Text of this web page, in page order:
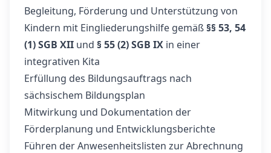
Begleitung, Förderung und Unterstützung von
Kindern mit Eingliederungshilfe gemäß§§ 53, 54
(1) SGB XII und § 55 (2) SGB IX in einer
integrativen Kita
Erfüllung des Bildungsauftrags nach
sächsischem Bildungsplan
Mitwirkung und Dokumentation der
Förderplanung und Entwicklungsberichte
Führen der Anwesenheitslisten zur Abrechnung